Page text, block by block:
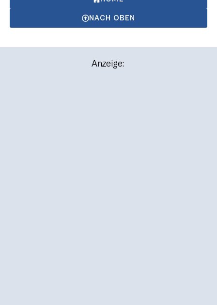
NACH OBEN
Anzeige: